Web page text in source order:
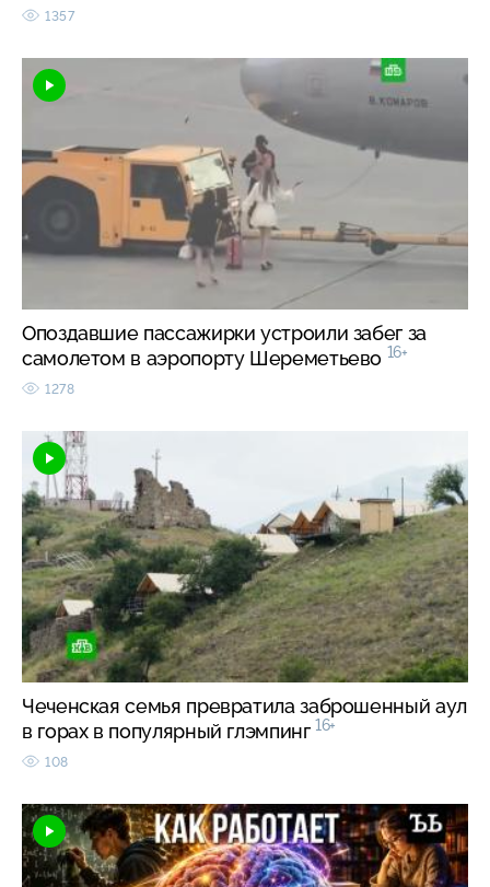
1357
Опоздавшие пассажирки устроили забег за
самолетом в аэропорту Шереметьево 16+
1278
Чеченская семья превратила заброшенный аул
в горах в популярный глэмпинг 16+
108